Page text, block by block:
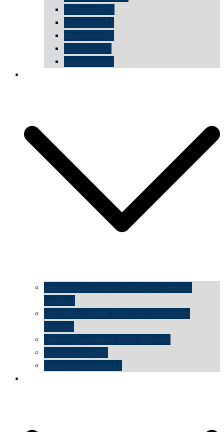
documenta 12
Documenta11
documenta dX
documenta IX
documenta d8
die vermessene mauer 1000 monochrome
Vintages
Die Berliner Mauer 1984 von Westen aus
gesehen
Place du Luxemburg 2009 (Brüssel)
30 Jahre Mauerfall
kunsttage basel 2021